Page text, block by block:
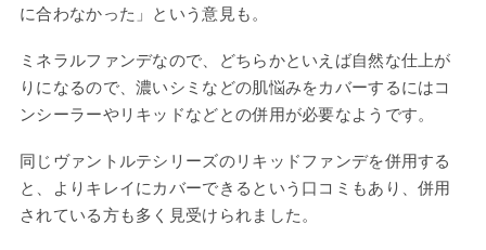
に合わなかった」という意見も。
ミネラルファンデなので、どちらかといえば自然な仕上が
りになるので、濃いシミなどの肌悩みをカバーするにはコ
ンシーラーやリキッドなどとの併用が必要なようです。
同じヴァントルテシリーズのリキッドファンデを併用する
と、よりキレイにカバーできるという口コミもあり、併用
されている方も多く見受けられました。